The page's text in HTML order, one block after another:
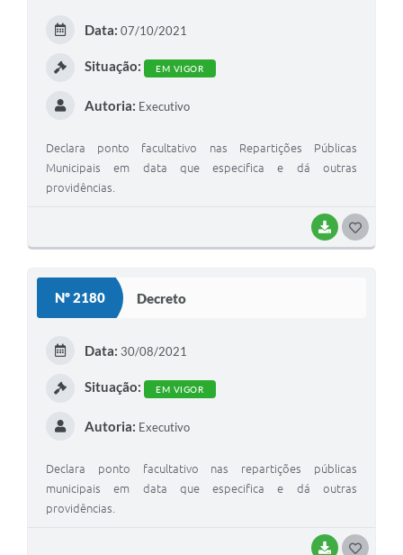
BAIXAR
Data: 07/10/2021
Situação: EM VIGOR
Autoria: Executivo
Declara ponto facultativo nas Repartições Públicas
Municipais em data que especifica e dá outras
providências.
Nº 2180 Decreto
BAIXAR
Data: 30/08/2021
Situação: EM VIGOR
Autoria: Executivo
Declara ponto facultativo nas repartições públicas
municipais em data que especifica e dá outras
providências.